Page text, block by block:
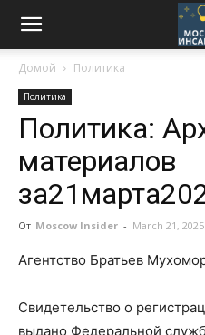
Домой Политика
Политика
Политика:
материалов
От Moscow Insider - March 21, 2025
Агентство Братьев
Свидетельство о
выдано Федеральной